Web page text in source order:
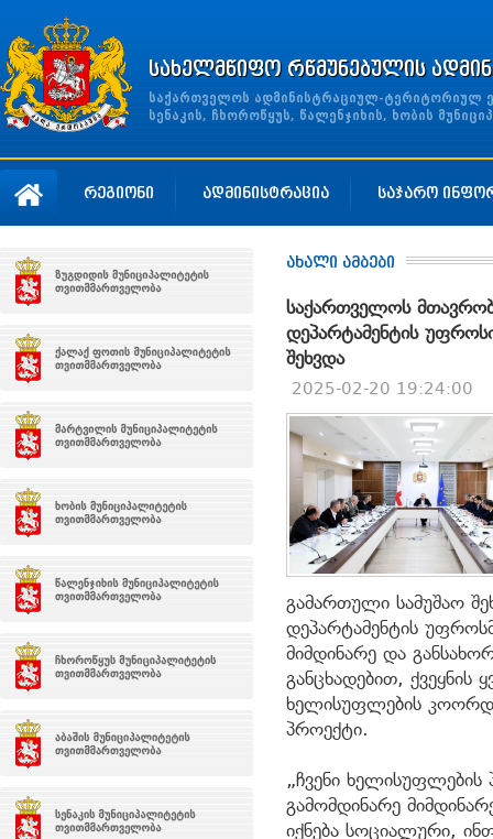
სახელმწიფო რწმუნებულის
საქართველოს ადმინისტრაციულ-ტერიტორიულ
სენაკის, ჩხოროწყუს, წალენჯიხის, ხობის
რეგიონი ადმინისტრაცია საჯარო
ახალი ამბები
საქართველოს
დეპარტამენტის
შეხვდა
2025-02-20 19:24:00
გამართული სამუშაო
დეპარტამენტის
მიმდინარე და
განცხადებით,
ხელისუფლების
პროექტი.
„ჩვენი ხელისუფლების
გამომდინარე
იქნება სოციალური,